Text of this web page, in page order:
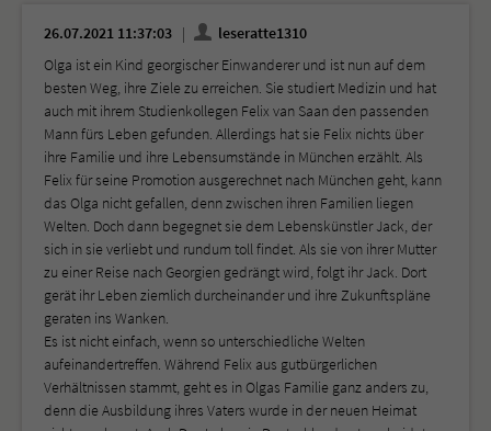
26.07.2021 11:37:03
leseratte1310
Olga ist ein Kind georgischer Einwanderer und ist nun auf dem
besten Weg, ihre Ziele zu erreichen. Sie studiert Medizin und hat
auch mit ihrem Studienkollegen Felix van Saan den passenden
Mann fürs Leben gefunden. Allerdings hat sie Felix nichts über
ihre Familie und ihre Lebensumstände in München erzählt. Als
Felix für seine Promotion ausgerechnet nach München geht, kann
das Olga nicht gefallen, denn zwischen ihren Familien liegen
Welten. Doch dann begegnet sie dem Lebenskünstler Jack, der
sich in sie verliebt und rundum toll findet. Als sie von ihrer Mutter
zu einer Reise nach Georgien gedrängt wird, folgt ihr Jack. Dort
gerät ihr Leben ziemlich durcheinander und ihre Zukunftspläne
geraten ins Wanken.
Es ist nicht einfach, wenn so unterschiedliche Welten
aufeinandertreffen. Während Felix aus gutbürgerlichen
Verhältnissen stammt, geht es in Olgas Familie ganz anders zu,
denn die Ausbildung ihres Vaters wurde in der neuen Heimat